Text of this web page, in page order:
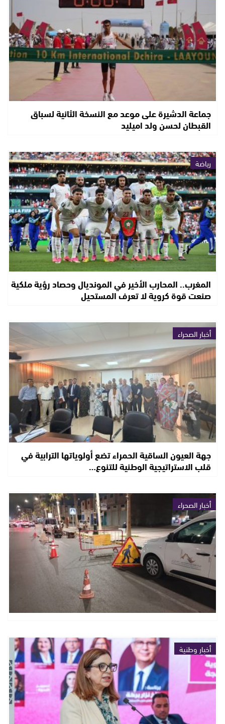
جماعة الدشيرة على موعد مع النسخة الثانية لسباق
القبطان لحسن ولد اميليد
رياضة
المغرب.. المحارب الأخير في المونديال وحصاد رؤية ملكية
صنعت قوة كروية لا تعرف المستحيل
أخبار الصحراء
جهة العيون الساقية الحمراء تضع أولوياتها الترابية في
قلب الاستراتيجية الوطنية للتنوع…
أخبار الصحراء
أخبار وطنية